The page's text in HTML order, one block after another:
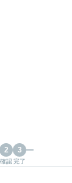
確認完了